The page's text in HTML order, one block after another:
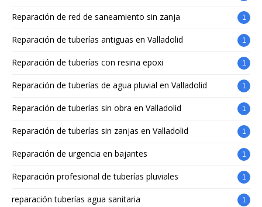
Reparación de red de saneamiento sin zanja 1
Reparación de tuberías antiguas en Valladolid 1
Reparación de tuberías con resina epoxi 1
Reparación de tuberías de agua pluvial en Valladolid 1
Reparación de tuberías sin obra en Valladolid 1
Reparación de tuberías sin zanjas en Valladolid 1
Reparación de urgencia en bajantes 1
Reparación profesional de tuberías pluviales 1
reparación tuberías agua sanitaria 1